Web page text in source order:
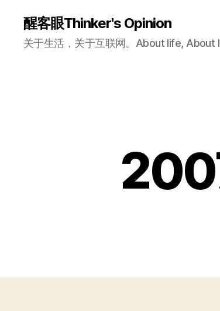
醒客眼Thinker's Opinion
关于生活，关于互联网。About life, About